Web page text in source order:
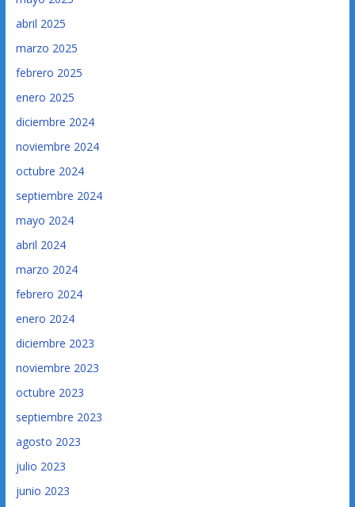
abril 2025
marzo 2025
febrero 2025
enero 2025
diciembre 2024
noviembre 2024
octubre 2024
septiembre 2024
mayo 2024
abril 2024
marzo 2024
febrero 2024
enero 2024
diciembre 2023
noviembre 2023
octubre 2023
septiembre 2023
agosto 2023
julio 2023
junio 2023